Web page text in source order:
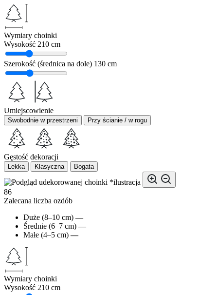
Wymiary choinki
Wysokość 210 cm
Szerokość (średnica na dole) 130 cm
Umiejscowienie
Swobodnie w przestrzeni Przy ścianie / w rogu
Gęstość dekoracji
Lekka Klasyczna Bogata
*ilustracja
86
Zalecana liczba ozdób
Duże (8–10 cm) —
Średnie (6–7 cm) —
Małe (4–5 cm) —
Wymiary choinki
Wysokość 210 cm